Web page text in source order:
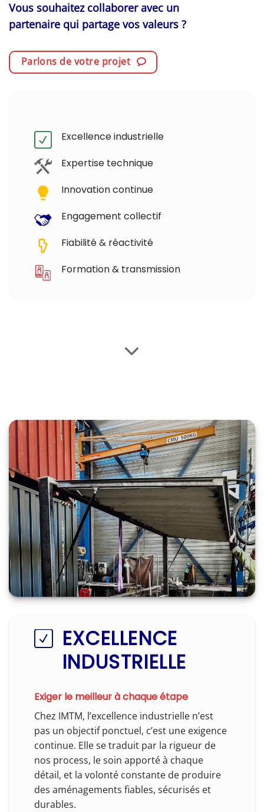
Vous souhaitez collaborer avec un
partenaire qui partage vos valeurs ?
Parlons de votre projet
Excellence industrielle
Expertise technique
Innovation continue
Engagement collectif
Fiabilité & réactivité
Formation & transmission
EXCELLENCE
INDUSTRIELLE
Exiger le meilleur à chaque étape
Chez IMTM, l’excellence industrielle n’est
pas un objectif ponctuel, c’est une exigence
continue. Elle se traduit par la rigueur de
nos process, le soin apporté à chaque
détail, et la volonté constante de produire
des aménagements fiables, sécurisés et
durables.